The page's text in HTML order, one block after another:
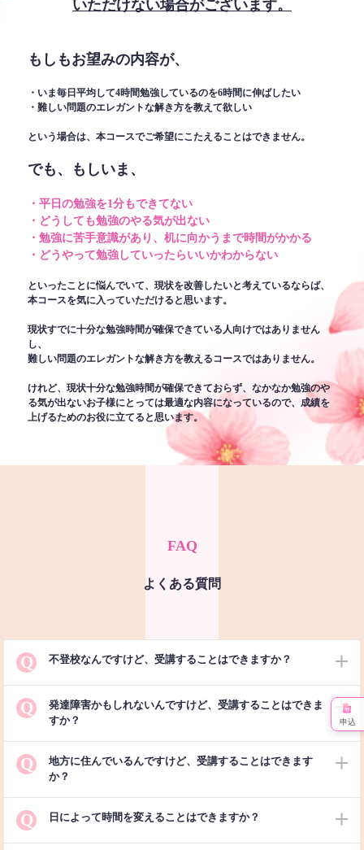
いただけない場合がございます。
もしもお望みの内容が、
・いま毎日平均して4時間勉強しているのを6時間に伸ばしたい
・難しい問題のエレガントな解き方を教えて欲しい
という場合は、本コースでご希望にこたえることはできません。
でも、もしいま、
・平日の勉強を1分もできてない
・どうしても勉強のやる気が出ない
・勉強に苦手意識があり、机に向かうまで時間がかかる
・どうやって勉強していったらいいかわからない
といったことに悩んでいて、現状を改善したいと考えているならば、
本コースを気に入っていただけると思います。
現状すでに十分な勉強時間が確保できている人向けではありません
し、
難しい問題のエレガントな解き方を教えるコースではありません。
けれど、現状十分な勉強時間が確保できておらず、なかなか勉強のや
る気が出ないお子様にとっては最適な内容になっているので、成績を
上げるためのお役に立てると思います。
FAQ
よくある質問
Q 不登校なんですけど、受講することはできますか？
Q
発達障害かもしれないんですけど、受講することはできま
すか？
Q
地方に住んでいるんですけど、受講することはできます
か？
Q 日によって時間を変えることはできますか？
申込